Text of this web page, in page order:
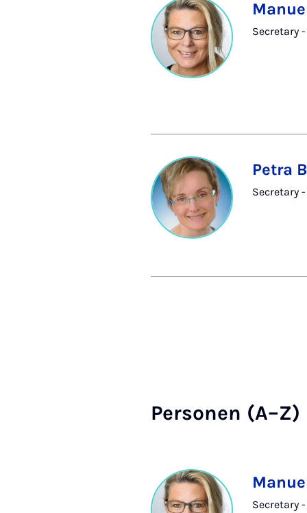
Secretary
Petra
Secretary -
Per­son­en (A–Z)
Secretary